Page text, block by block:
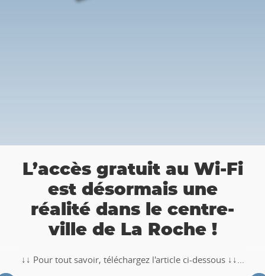
au Wi-Fi
une
centre-
!
ci-dessous ↓↓...
👉 Balade
Roche :
chasse au trésor
🥾🚶‍♂️‍➡️ ‼ Partez à la chasse au
Ardenne !!Téléchargez